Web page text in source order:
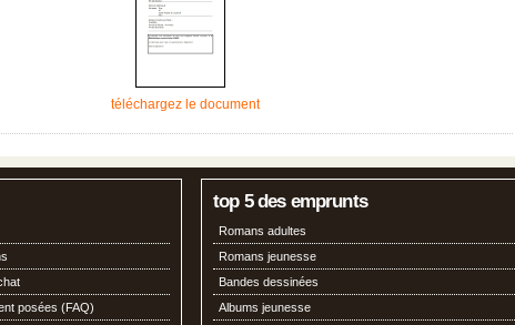
téléchargez le document
posées (FAQ)
top 5 des emprunts
Romans adultes
Romans jeunesse
Bandes dessinées
Albums jeunesse